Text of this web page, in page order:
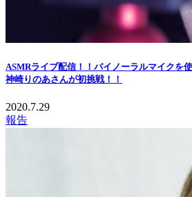
ASMRライブ配信！！バイノーラルマイクを
神崎りのあさんが初挑戦！！
2020.7.29
報告